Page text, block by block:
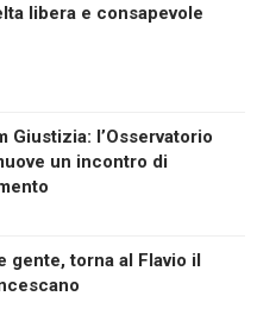
libera e consapevole
Giustizia: l’Osservatorio
un incontro di
gente, torna al Flavio il